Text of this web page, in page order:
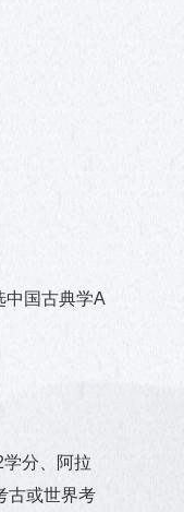
中国古典学A
分、阿拉
古或世界考